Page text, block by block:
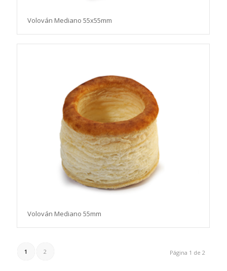
Volován Mediano 55x55mm
Volován Mediano 55mm
Página 1 de 2
1 2